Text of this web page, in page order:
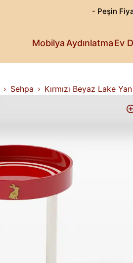
- Peşin
Mobilya AydınlatmaEv
Sehpa Kırmızı Beyaz Lake